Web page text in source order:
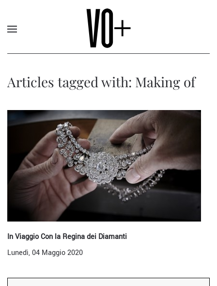
Articles tagged with: Making of
In Viaggio Con la Regina dei Diamanti
Lunedì, 04 Maggio 2020